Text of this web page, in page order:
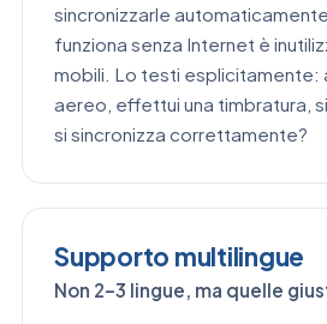
sincronizzarle
funziona senza Internet è
mobili. Lo testi esplicitamente:
aereo, effettui una timbratura,
si sincronizza correttamente?
Supporto multilingue
Non 2–3 lingue, ma quelle